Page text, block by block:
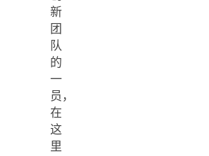
新
团
队
的
一
员，
在
这
里